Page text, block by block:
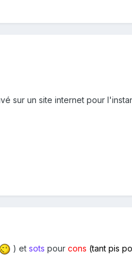
sur un site internet pour
) et sots pour cons (tant pis